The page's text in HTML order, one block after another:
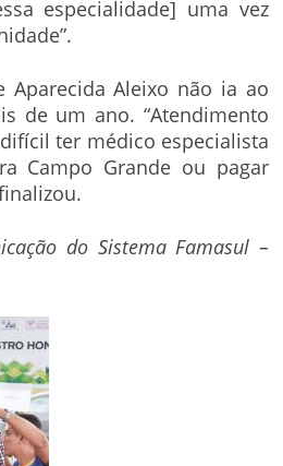
especialidade] uma vez
Aparecida Aleixo não ia ao
de um ano. “Atendimento
ter médico especialista
Campo Grande ou pagar
do Sistema Famasul –